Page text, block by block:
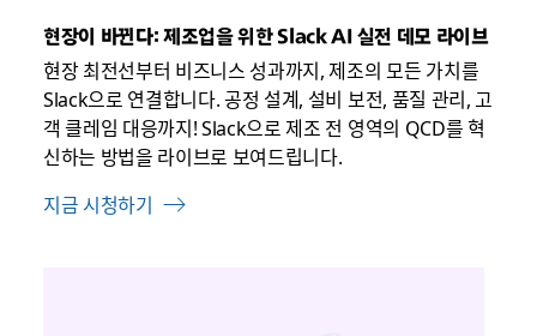
현장이 바뀐다: 제조업을 위한 Slack AI 실전 데모 라이브
현장 최전선부터 비즈니스 성과까지, 제조의 모든 가치를
Slack으로 연결합니다. 공정 설계, 설비 보전, 품질 관리, 고
객 클레임 대응까지! Slack으로 제조 전 영역의 QCD를 혁
신하는 방법을 라이브로 보여드립니다.
지금 시청하기